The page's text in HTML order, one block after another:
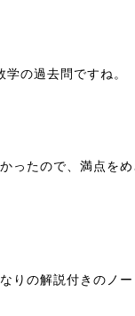
の過去問ですね。
ったので、満点をめ
りの解説付きのノー